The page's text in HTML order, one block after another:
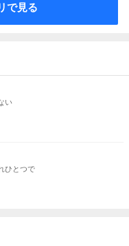
で見る
い
ひとつで